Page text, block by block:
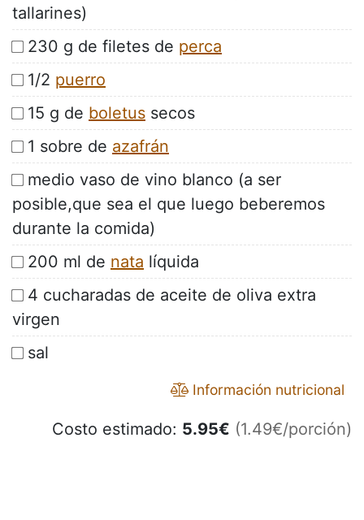
tallarines)
230 g de filetes de perca
1/2 puerro
15 g de boletus secos
1 sobre de azafrán
medio vaso de vino blanco (a ser
posible,que sea el que luego beberemos
durante la comida)
200 ml de nata líquida
4 cucharadas de aceite de oliva extra
virgen
sal
Información nutricional
Costo estimado: 5.95€ (1.49€/porción)